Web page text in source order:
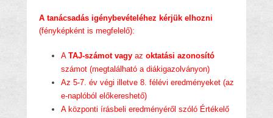
A tanácsadás igénybevételéhez kérjük elhozni
(fényképként is megfelelő):
A TAJ-számot vagy az oktatási azonosító
számot (megtalálható a diákigazolványon)
Az 5-7. év végi illetve 8. félévi eredményeket (az
e-naplóból előkereshető)
A központi írásbeli eredményéről szóló Értékelő